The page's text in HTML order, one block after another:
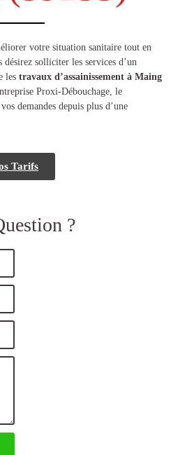
votre situation sanitaire tout en
désirez solliciter les services d’un
les travaux d’assainissement à Maing
Proxi-Débouchage, le
demandes depuis plus d’une
Tarifs
?